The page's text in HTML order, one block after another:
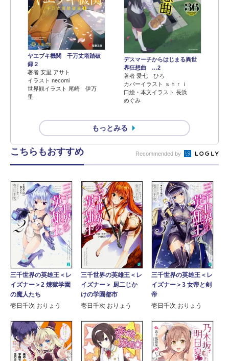
ヤエブキ機関 千万丈塔踏破
録２
著者 安里 アサト
イラスト necomi
世界観イラスト 尾崎 伊万
里
デスマーチからはじまる異世
界狂想曲 …2
著者 愛七 ひろ
カバーイラスト ｓｈｒｉ
口絵・本文イラスト 長浜
めぐみ
もっとみる
こちらもおすすめ Recommended by
三千世界の英雄王＜レ
イズナー＞2 煉獄学園
の魔人たち
壱日千次 おりょう
三千世界の英雄王＜レ
イズナー＞ 厨二じか
けの学園都市
壱日千次 おりょう
三千世界の英雄王＜レ
イズナー＞3 女帝と剣
帝
壱日千次 おりょう